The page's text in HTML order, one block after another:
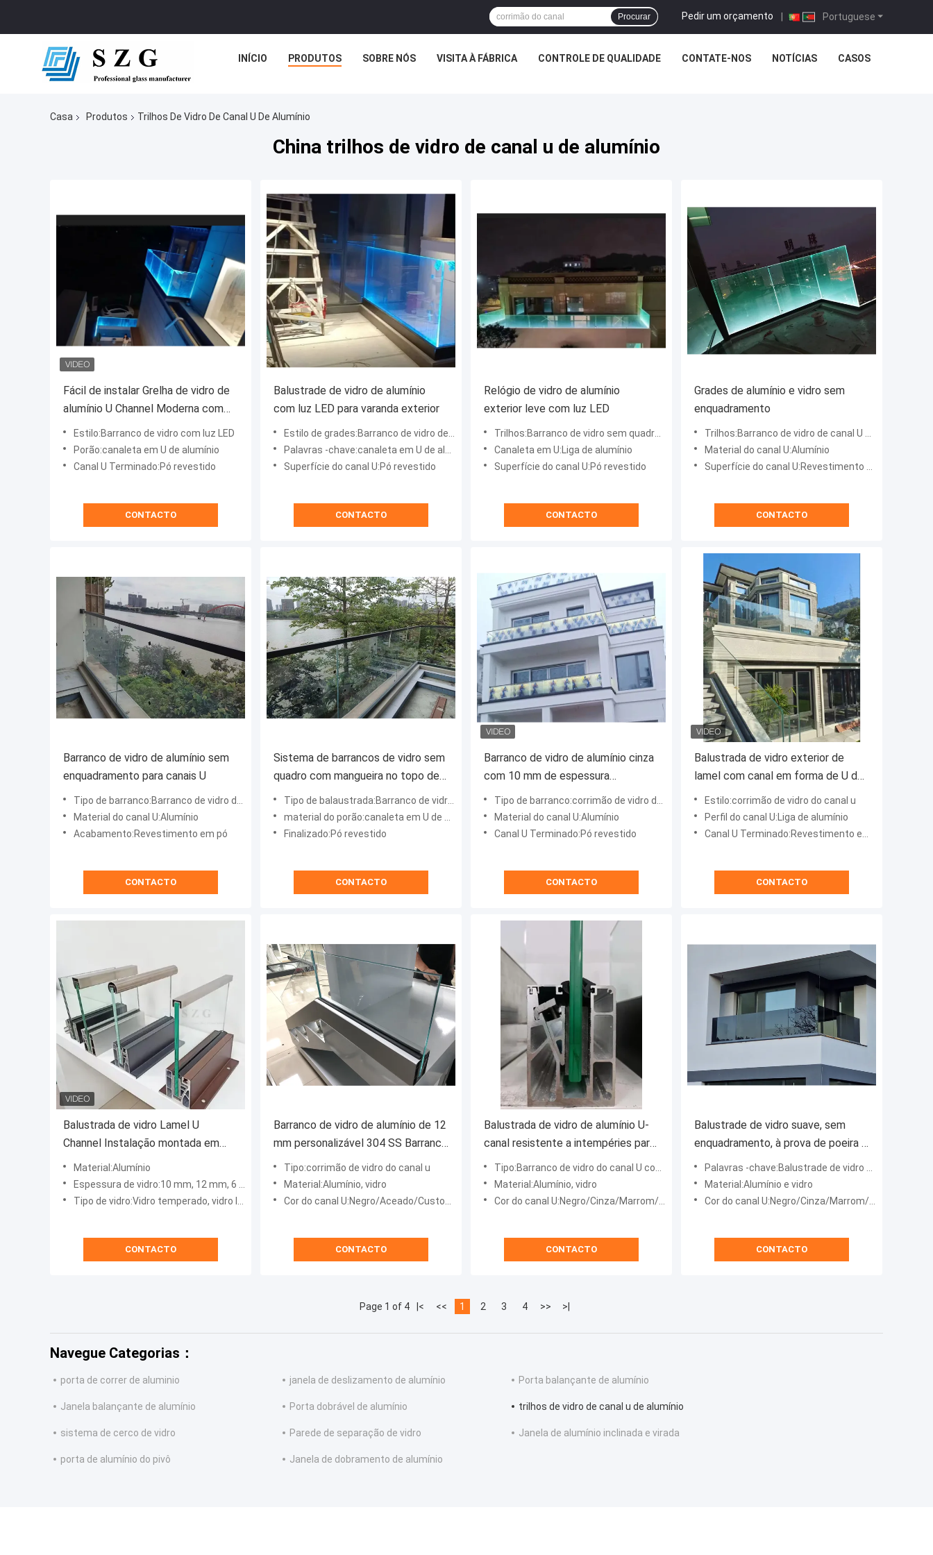
Portuguese
Pedir um orçamento |
Procurar
INÍCIO PRODUTOS SOBRE NÓS VISITA À FÁBRICA CONTROLE DE QUALIDADE CONTATE-NOS NOTÍCIAS CASOS
Casa Produtos Trilhos De Vidro De Canal U De Alumínio
China trilhos de vidro de canal u de alumínio
Fácil de instalar Grelha de vidro de
alumínio U Channel Moderna com
luz LED
Estilo:Barranco de vidro com luz LED
Porão:canaleta em U de alumínio
Canal U Terminado:Pó revestido
CONTACTO
Balustrade de vidro de alumínio
com luz LED para varanda exterior
Estilo de grades:Barranco de vidro de canal U com luz LED
Palavras -chave:canaleta em U de alumínio
Superfície do canal U:Pó revestido
CONTACTO
Relógio de vidro de alumínio
exterior leve com luz LED
Trilhos:Barranco de vidro sem quadro com luz LED
Canaleta em U:Liga de alumínio
Superfície do canal U:Pó revestido
CONTACTO
Grades de alumínio e vidro sem
enquadramento
Trilhos:Barranco de vidro de canal U com luz LED
Material do canal U:Alumínio
Superfície do canal U:Revestimento em pó
CONTACTO
Barranco de vidro de alumínio sem
enquadramento para canais U
Tipo de barranco:Barranco de vidro do canal U com manobras
Material do canal U:Alumínio
Acabamento:Revestimento em pó
CONTACTO
Sistema de barrancos de vidro sem
quadro com mangueira no topo de
vidro
Tipo de balaustrada:Barranco de vidro do canal U com manobras
material do porão:canaleta em U de alumínio
Finalizado:Pó revestido
CONTACTO
Barranco de vidro de alumínio cinza
com 10 mm de espessura
Balustrade de vidro sem quadro
Tipo de barranco:corrimão de vidro do canal u
Material do canal U:Alumínio
Canal U Terminado:Pó revestido
CONTACTO
Balustrada de vidro exterior de
lamel com canal em forma de U de
alumínio
Estilo:corrimão de vidro do canal u
Perfil do canal U:Liga de alumínio
Canal U Terminado:Revestimento em pó
CONTACTO
Balustrada de vidro Lamel U
Channel Instalação montada em
cima com vidro laminado
Material:Alumínio
Espessura de vidro:10 mm, 12 mm, 6 + 6 mm, 8 + 8 mm, 10 + 10 mm
Tipo de vidro:Vidro temperado, vidro laminado
CONTACTO
Barranco de vidro de alumínio de 12
mm personalizável 304 SS Barranco
de vidro sem quadro
Tipo:corrimão de vidro do canal u
Material:Alumínio, vidro
Cor do canal U:Negro/Aceado/Customizável
CONTACTO
Balustrada de vidro de alumínio U-
canal resistente a intempéries para
o exterior
Tipo:Barranco de vidro do canal U com manobras
Material:Alumínio, vidro
Cor do canal U:Negro/Cinza/Marrom/Plata/Personalizado
CONTACTO
Balustrade de vidro suave, sem
enquadramento, à prova de poeira e
fácil de limpar
Palavras -chave:Balustrade de vidro sem enquadramento
Material:Alumínio e vidro
Cor do canal U:Negro/Cinza/Marrom/Plata/Personalizado
CONTACTO
Page 1 of 4 |< << 1 2 3 4 >> >|
Navegue Categorias：
porta de correr de aluminio janela de deslizamento de alumínio Porta balançante de alumínio
Janela balançante de alumínio Porta dobrável de alumínio trilhos de vidro de canal u de alumínio
sistema de cerco de vidro Parede de separação de vidro Janela de alumínio inclinada e virada
porta de alumínio do pivô Janela de dobramento de alumínio